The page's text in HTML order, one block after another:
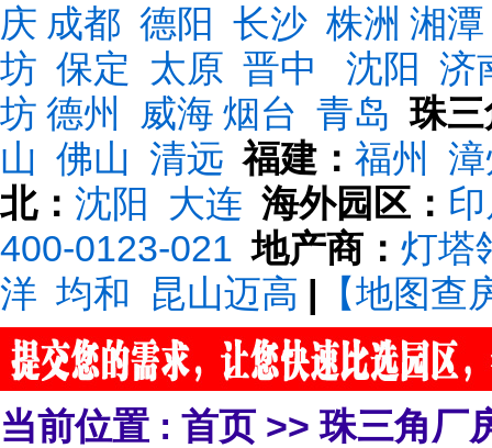
庆 成都 德阳 长沙 株洲 湘潭
坊 保定 太原 晋中 沈阳
济
坊 德州 威海 烟台 青岛 珠
山 佛山 清远 福建： 福州
北： 沈阳 大连 海外园区：
400-0123-021 地产商： 灯塔
洋 均和 昆山迈高 | 【地图查
当前位置 : 首页 >>珠三角厂